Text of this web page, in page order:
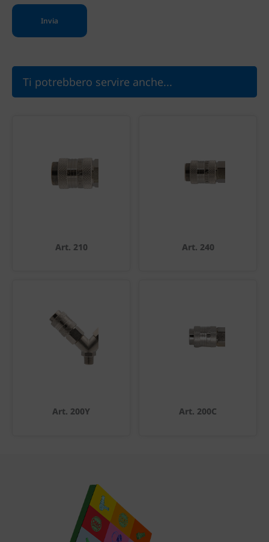
Ti potrebbero servire anche...
Art. 210 Art. 240
Art. 200Y Art. 200C